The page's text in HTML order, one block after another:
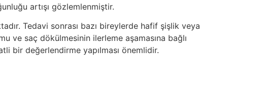
artışı gözlemlenmiştir.
Tedavi sonrası bazı bireylerde hafif şişlik veya
ve saç dökülmesinin ilerleme aşamasına bağlı
bir değerlendirme yapılması önemlidir.